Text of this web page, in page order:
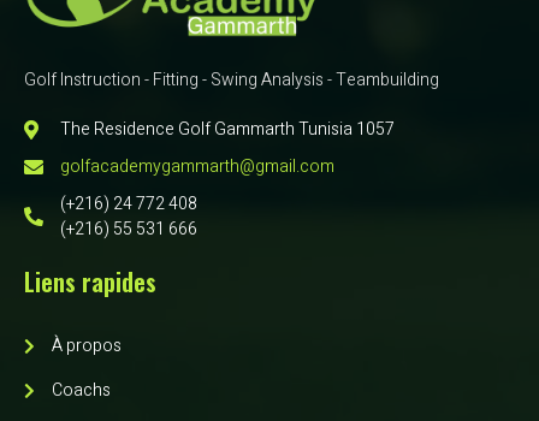
Golf Instruction - Fitting - Swing Analysis - Teambuilding
The Residence Golf Gammarth Tunisia 1057
golfacademygammarth@gmail.com
(+216) 24 772 408
(+216) 55 531 666
Liens rapides
À propos
Coachs